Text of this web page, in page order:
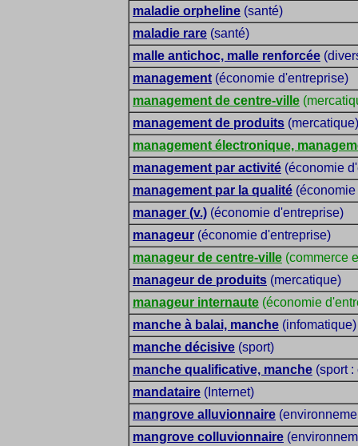
maladie orpheline (santé)
maladie rare (santé)
malle antichoc, malle renforcée
management (économie d'entreprise)
management de centre-ville
management de produits (mercatique)
management électronique,
management par activité (économie
management par la qualité
manager (v.) (économie d'entreprise)
manageur (économie d'entreprise)
manageur de centre-ville (commerce
manageur de produits (mercatique)
manageur internaute (économie
manche à balai, manche (infomatique)
manche décisive (sport)
manche qualificative, manche (sport :
mandataire (Internet)
mangrove alluvionnaire
mangrove colluvionnaire